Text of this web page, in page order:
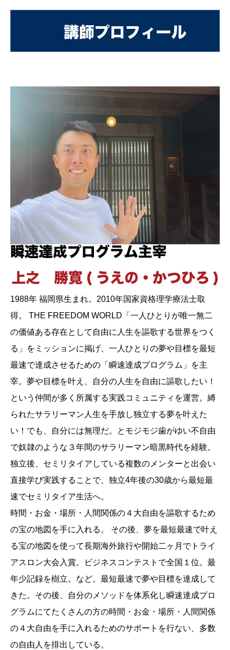
1988年 福岡県生まれ。2010年国家資格理学療法士取
得。 THE FREEDOM WORLD「一人ひとりが唯一無二
の価値ある存在として自由に人生を謳歌する世界をつく
る」をミッションに掲げ、一人ひとりの夢や目標を最短
最速で達成させるための「瞬速達成プログラム」を主
宰。夢や目標を叶え、自分の人生を自由に謳歌したい！
という仲間が多く所属する実践コミュニティを運営。縛
られたサラリーマン人生を手放し独立する夢を叶えた
い！でも、自分には無理だ。とモジモジ歯がゆい不自由
で奴隷のような３年間のサラリーマン暗黒時代を経験。
独立後、セミリタイアしている複数のメンターと出会い
直接学び実践することで、独立4年後の30歳から最短最
速でセミリタイア生活へ。
時間・お金・場所・人間関係の４大自由を謳歌するため
の宝の地図を手に入れる。 その後、夢を最短最速で叶え
る宝の地図を使って長期海外旅行や開始二ヶ月でトライ
アスロン大会入賞。ビジネスコンテストで全国１位。最
年少記録を樹立。など。最短最速で夢や目標を達成して
きた。その後、自分のメソッドを体系化し瞬速達成プロ
グラムにてたくさんの方の時間・お金・場所・人間関係
の４大自由を手に入れるためのサポートを行ない、多数
の自由人を排出している。